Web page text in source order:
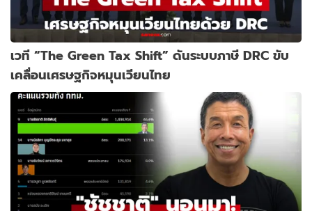
เวที “The Green Tax Shift” ดันระบบภาษี DRC ขับ
เคลื่อนเศรษฐกิจหมุนเวียนไทย